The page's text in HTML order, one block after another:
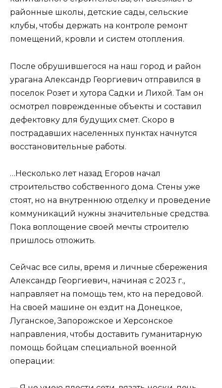
районные школы, детские сады, сельские
клубы, чтобы держать на контроле ремонт
помещений, кровли и систем отопления.
После обрушившегося на наш город и район
урагана Александр Георгиевич отправился в
поселок Розет и хутора Садки и Лихой. Там он
осмотрел поврежденные объекты и составил
дефектовку для будущих смет. Скоро в
пострадавших населенных пунктах начнутся
восстановительные работы.
…Несколько лет назад Егоров начал
строительство собственного дома. Стены уже
стоят, но на внутреннюю отделку и проведение
коммуникаций нужны значительные средства.
Пока воплощение своей мечты строителю
пришлось отложить.
Сейчас все силы, время и личные сбережения
Александр Георгиевич, начиная с 2023 г.,
направляет на помощь тем, кто на передовой.
На своей машине он ездит на Донецкое,
Луганское, Запорожское и Херсонское
направления, чтобы доставить гуманитарную
помощь бойцам специальной военной
операции: